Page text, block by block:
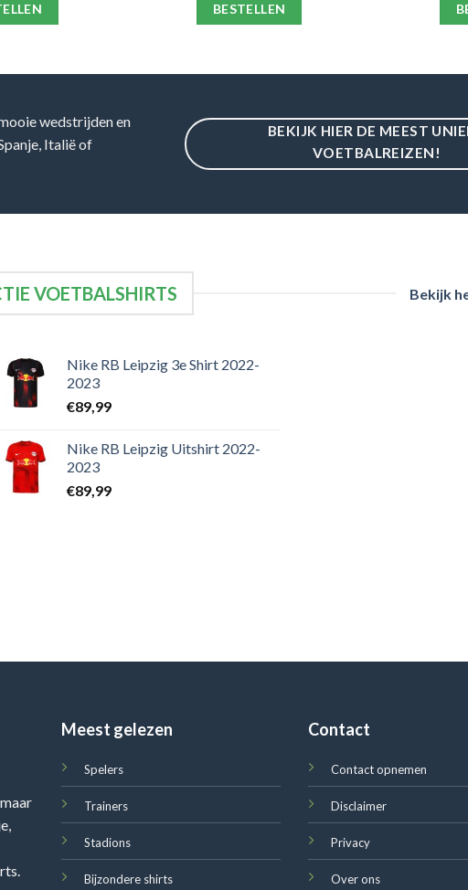
BESTELLEN
wedstrijden en
Italië of
BEKIJK HIER DE MEEST
VOETBALREIZEN!
VOETBALSHIRTS Bekijk
Nike RB Leipzig 3e Shirt 2022-
2023
€89,99
Nike RB Leipzig Uitshirt 2022-
2023
€89,99
Meest gelezen
Spelers
Trainers
Stadions
Bijzondere shirts
Contact
Contact opnemen
Disclaimer
Privacy
Over ons